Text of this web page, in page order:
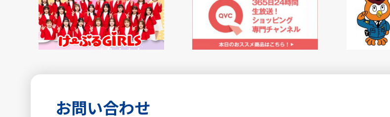
お問い合わせ